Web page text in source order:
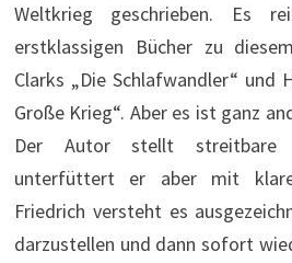
Weltkrieg geschrieben. Es
erstklassigen Bücher zu
Clarks „Die Schlafwandler“ und
Große Krieg“. Aber es ist ganz
Der Autor stellt streitbare
unterfüttert er aber mit
Friedrich versteht es
darzustellen und dann sofort